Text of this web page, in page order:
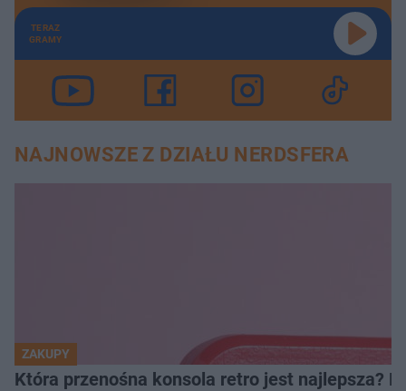
TERAZ
GRAMY
NAJNOWSZE Z DZIAŁU NERDSFERA
ZAKUPY
Która przenośna konsola retro jest najlepsza?